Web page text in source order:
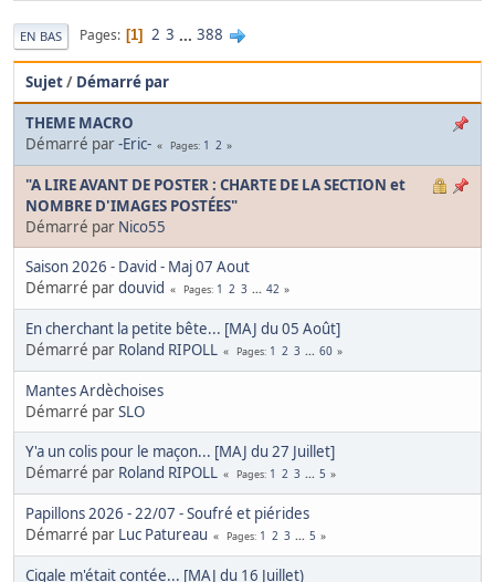
EN BAS Pages 1 2 3 ... 388
Sujet/ Démarré par
THEME MACRO
Démarré par-Eric- Pages 1 2
"A LIRE AVANT DE POSTER : CHARTE DE LA SECTION et
NOMBRE D'IMAGES POSTÉES"
Démarré par Nico55
Saison 2026 - David - Maj 07 Aout
Démarré pardouvid Pages 1 2 3 ... 42
En cherchant la petite bête... [MAJ du 05 Août]
Démarré par Roland RIPOLL Pages 1 2 3 ... 60
Mantes Ardèchoises
Démarré parSLO
Y'a un colis pour le maçon... [MAJ du 27 Juillet]
Démarré par Roland RIPOLL Pages 1 2 3 ... 5
Papillons 2026 - 22/07 - Soufré et piérides
Démarré par Luc Patureau Pages 1 2 3 ... 5
Cigale m'était contée... [MAJ du 16 Juillet)